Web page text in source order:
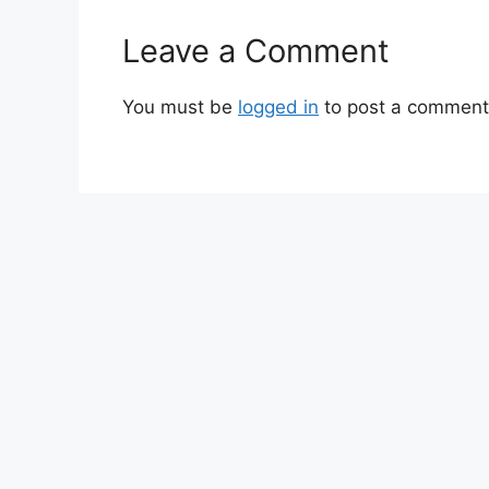
Leave a Comment
You must be logged in to post a